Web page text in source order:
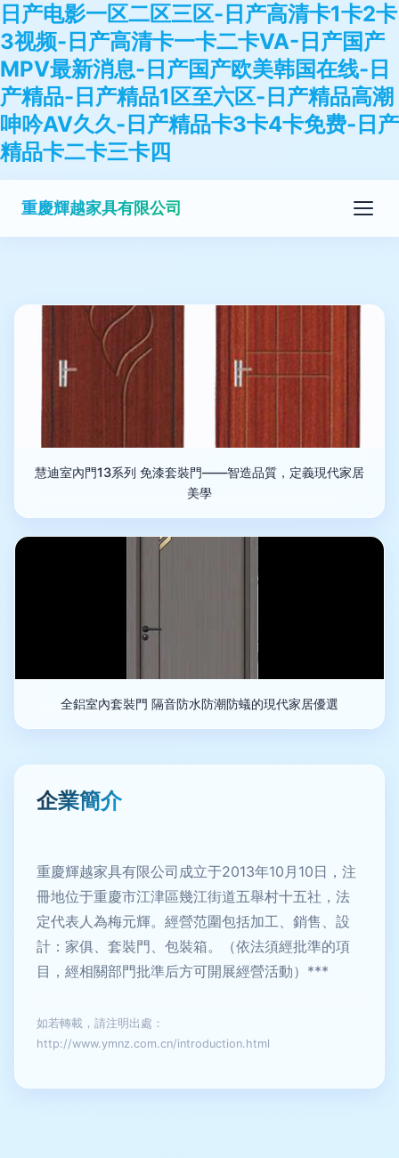
日产电影一区二区三区-日产高清卡1卡2卡
3视频-日产高清卡一卡二卡VA-日产国产
MPV最新消息-日产国产欧美韩国在线-日
产精品-日产精品1区至六区-日产精品高潮
呻吟AV久久-日产精品卡3卡4卡免费-日产
精品卡二卡三卡四
重慶輝越家具有限公司
慧迪室內門13系列 免漆套裝門——智造品質，定義現代家居
美學
全鋁室內套裝門 隔音防水防潮防蟻的現代家居優選
企業簡介
重慶輝越家具有限公司成立于2013年10月10日，注
冊地位于重慶市江津區幾江街道五舉村十五社，法
定代表人為梅元輝。經營范圍包括加工、銷售、設
計：家俱、套裝門、包裝箱。（依法須經批準的項
目，經相關部門批準后方可開展經營活動）***
如若轉載，請注明出處：
http://www.ymnz.com.cn/introduction.html